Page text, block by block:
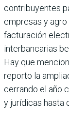
contribuyentes
empresas y
facturación
interbancarias
Hay que
reporto la
cerrando el año
y jurídicas hasta